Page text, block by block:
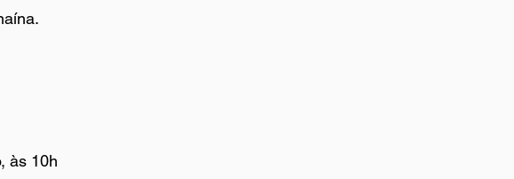
às 10h